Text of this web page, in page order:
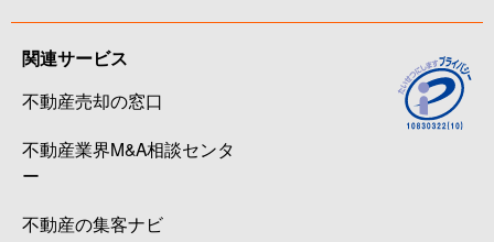
関連サービス
不動産売却の窓口
不動産業界M&A相談センタ
ー
不動産の集客ナビ